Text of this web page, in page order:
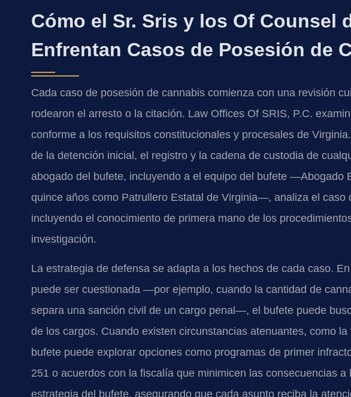
Cómo el Sr. Sris y los Of Counsel
Enfrentan Casos de Posesión de
Cada caso de posesión de cannabis comienza con una revisión
rodearon el arresto o la citación. Law Offices Of SRIS, P.C.
conforme a los requisitos constitucionales y procesales de
de la detención inicial, el registro y la cadena de custodia de
abogado del bufete, incluyendo a el equipo del bufete —Abogado
quince años como Patrullero Estatal de Virginia—, analiza el caso
incluyendo el conocimiento de primera mano de los
investigación.
La estrategia de defensa se adapta a los hechos de cada caso.
puede ser cuestionada —por ejemplo, cuando la cantidad de
separa una sanción civil de un cargo penal—, el bufete puede
de los cargos. Cuando existen circunstancias atenuantes, como
bufete puede explorar opciones como programas de primer
251 o acuerdos con la fiscalía que minimicen las consecuencias
estrategia del bufete, asegurando que cada asunto reciba la